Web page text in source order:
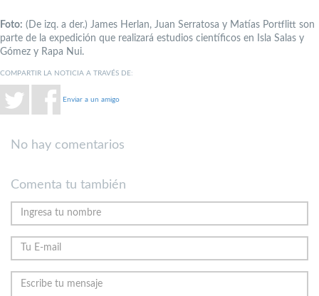
Foto: (De izq. a der.) James Herlan, Juan Serratosa y Matías Portflitt son
parte de la expedición que realizará estudios científicos en Isla Salas y
Gómez y Rapa Nui.
COMPARTIR LA NOTICIA A TRAVÉS DE:
Enviar a un amigo
No hay comentarios
Comenta tu también